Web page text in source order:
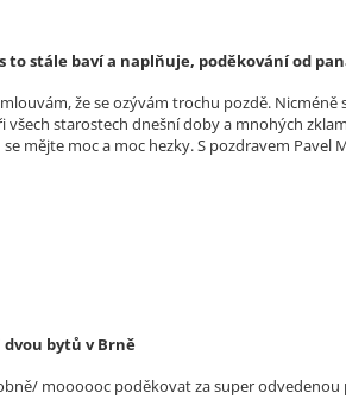
stále baví a naplňuje, poděkování od
že se ozývám trochu pozdě.
starostech dnešní doby a mnohých
mějte moc a moc hezky. S pozdravem Pavel
dvou bytů v Brně
moooooc poděkovat za super odvedenou